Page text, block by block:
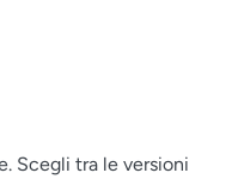
Scegli tra le versioni